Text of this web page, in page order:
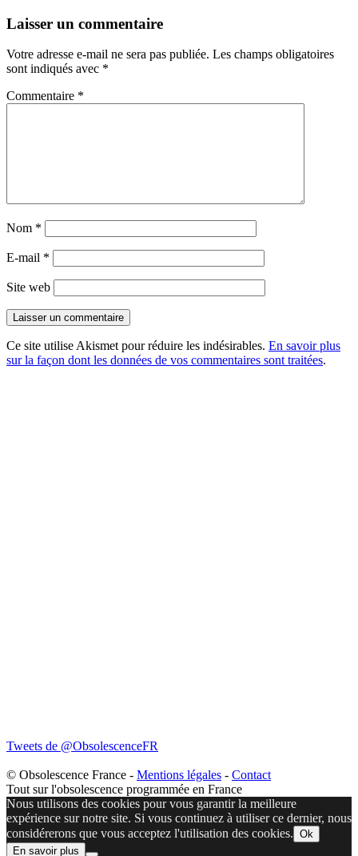
Laisser un commentaire
Votre adresse e-mail ne sera pas publiée. Les champs obligatoires
sont indiqués avec *
Commentaire *
Nom *
E-mail *
Site web
Ce site utilise Akismet pour réduire les indésirables. En savoir plus
sur la façon dont les données de vos commentaires sont traitées.
Tweets de @ObsolescenceFR
© Obsolescence France - Mentions légales - Contact
Tout sur l'obsolescence programmée en France
Nous utilisons des cookies pour vous garantir la meilleure
expérience sur notre site. Si vous continuez à utiliser ce dernier, nous
considérerons que vous acceptez l'utilisation des cookies. Ok
En savoir plus